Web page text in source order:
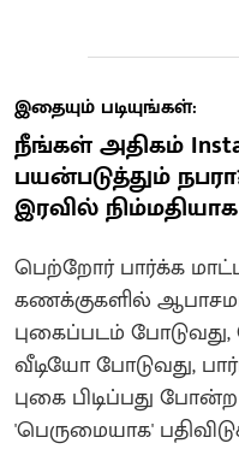
இதையும் படியுங்கள்:
நீங்கள் அதிகம்
பயன்படுத்தும்
இரவில்
பெற்றோர் பார்க்க
கணக்குகளில்
புகைப்படம்
வீடியோ போடுவது,
புகை பிடிப்பது
'பெருமையாக'